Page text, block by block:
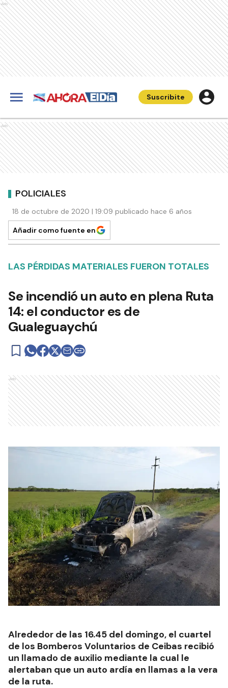
Ads
Suscribite
Ads
POLICIALES
18 de octubre de 2020 | 19:09 publicado hace 6 años
Añadir como fuente en
LAS PÉRDIDAS MATERIALES FUERON TOTALES
Se incendió un auto en plena Ruta
14: el conductor es de
Gualeguaychú
Ads
Alrededor de las 16.45 del domingo, el cuartel
de los Bomberos Voluntarios de Ceibas recibió
un llamado de auxilio mediante la cual le
alertaban que un auto ardía en llamas a la vera
de la ruta.